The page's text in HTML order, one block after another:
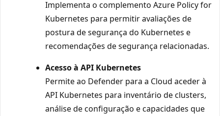
Implementa o complemento Azure Policy for
Kubernetes para permitir avaliações de
postura de segurança do Kubernetes e
recomendações de segurança relacionadas.
Acesso à API Kubernetes
Permite ao Defender para a Cloud aceder à
API Kubernetes para inventário de clusters,
análise de configuração e capacidades que